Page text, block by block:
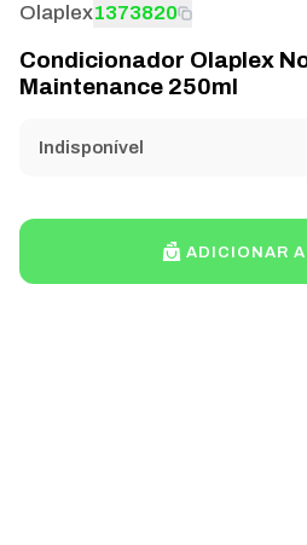
Olaplex1373820
Condicionador Olaplex
Maintenance 250ml
Indisponível
ADICIONAR